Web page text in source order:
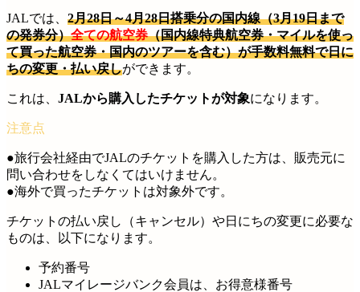
JALでは、 2月28日～4月28日搭乗分の国内線（3月19日まで
の発券分）全ての航空券（国内線特典航空券・マイルを使っ
て買った航空券・国内のツアーを含む）が手数料無料で日に
ちの変更・払い戻しができます。
これは、 JALから購入したチケットが対象になります。
●旅行会社経由でJALのチケットを購入した方は、販売元に
問い合わせをしなくてはいけません。
●海外で買ったチケットは対象外です。
チケットの払い戻し（キャンセル）や日にちの変更に必要な
ものは、以下になります。
予約番号
JALマイレージバンク会員は、お得意様番号